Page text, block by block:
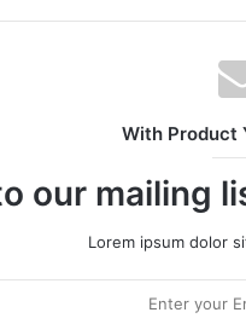
With Product
our mailing
Lorem ipsum dolor